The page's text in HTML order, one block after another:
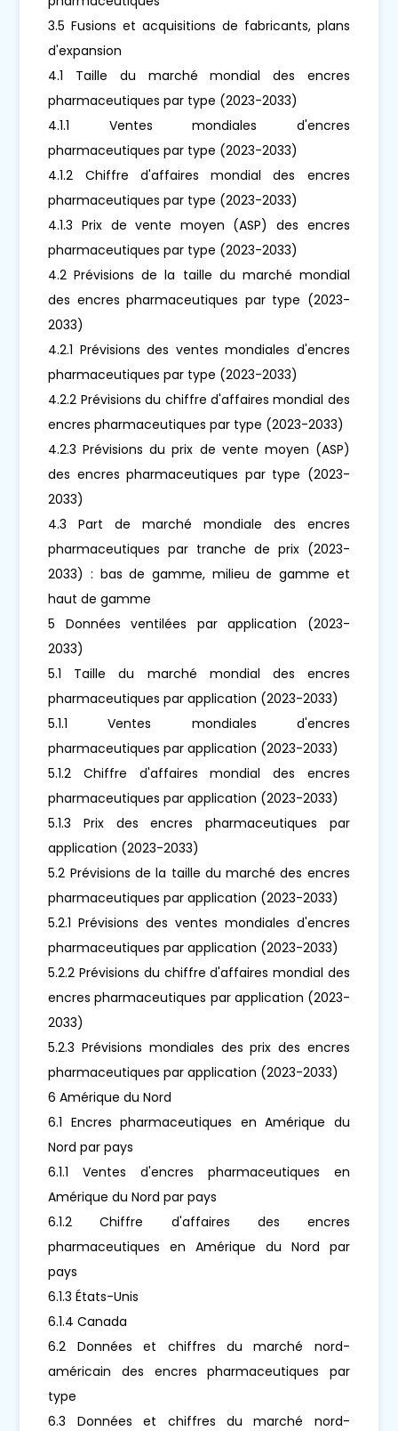
3.5 Fusions et acquisitions de fabricants, plans
d'expansion
4.1 Taille du marché mondial des encres
pharmaceutiques par type (2023-2033)
4.1.1 Ventes mondiales d'encres
pharmaceutiques par type (2023-2033)
4.1.2 Chiffre d'affaires mondial des encres
pharmaceutiques par type (2023-2033)
4.1.3 Prix de vente moyen (ASP) des encres
pharmaceutiques par type (2023-2033)
4.2 Prévisions de la taille du marché mondial
des encres pharmaceutiques par type (2023-
2033)
4.2.1 Prévisions des ventes mondiales d'encres
pharmaceutiques par type (2023-2033)
4.2.2 Prévisions du chiffre d'affaires mondial des
encres pharmaceutiques par type (2023-2033)
4.2.3 Prévisions du prix de vente moyen (ASP)
des encres pharmaceutiques par type (2023-
2033)
4.3 Part de marché mondiale des encres
pharmaceutiques par tranche de prix (2023-
2033) : bas de gamme, milieu de gamme et
haut de gamme
5 Données ventilées par application (2023-
2033)
5.1 Taille du marché mondial des encres
pharmaceutiques par application (2023-2033)
5.1.1 Ventes mondiales d'encres
pharmaceutiques par application (2023-2033)
5.1.2 Chiffre d'affaires mondial des encres
pharmaceutiques par application (2023-2033)
5.1.3 Prix des encres pharmaceutiques par
application (2023-2033)
5.2 Prévisions de la taille du marché des encres
pharmaceutiques par application (2023-2033)
5.2.1 Prévisions des ventes mondiales d'encres
pharmaceutiques par application (2023-2033)
5.2.2 Prévisions du chiffre d'affaires mondial des
encres pharmaceutiques par application (2023-
2033)
5.2.3 Prévisions mondiales des prix des encres
pharmaceutiques par application (2023-2033)
6 Amérique du Nord
6.1 Encres pharmaceutiques en Amérique du
Nord par pays
6.1.1 Ventes d'encres pharmaceutiques en
Amérique du Nord par pays
6.1.2 Chiffre d'affaires des encres
pharmaceutiques en Amérique du Nord par
pays
6.1.3 États-Unis
6.1.4 Canada
6.2 Données et chiffres du marché nord-
américain des encres pharmaceutiques par
type
6.3 Données et chiffres du marché nord-